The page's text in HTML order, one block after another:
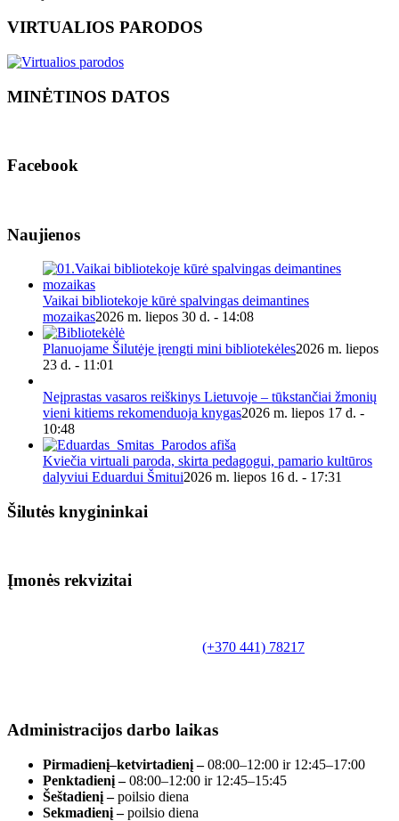
VIRTUALIOS PARODOS
MINĖTINOS DATOS
Facebook
Naujienos
Vaikai bibliotekoje kūrė spalvingas deimantines
mozaikas2026 m. liepos 30 d. - 14:08
Planuojame Šilutėje įrengti mini bibliotekėles2026 m. liepos
23 d. - 11:01
Neįprastas vasaros reiškinys Lietuvoje – tūkstančiai žmonių
vieni kitiems rekomenduoja knygas2026 m. liepos 17 d. -
10:48
Kviečia virtuali paroda, skirta pedagogui, pamario kultūros
dalyviui Eduardui Šmitui2026 m. liepos 16 d. - 17:31
Šilutės knygininkai
Įmonės rekvizitai
(+370 441) 78217
Administracijos darbo laikas
Pirmadienį–ketvirtadienį –08:00–12:00 ir 12:45–17:00
Penktadienį –08:00–12:00 ir 12:45–15:45
Šeštadienį –poilsio diena
Sekmadienį –poilsio diena